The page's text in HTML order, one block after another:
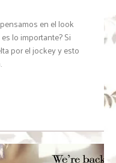
en el look
lo importante? Si
por el jockey y esto